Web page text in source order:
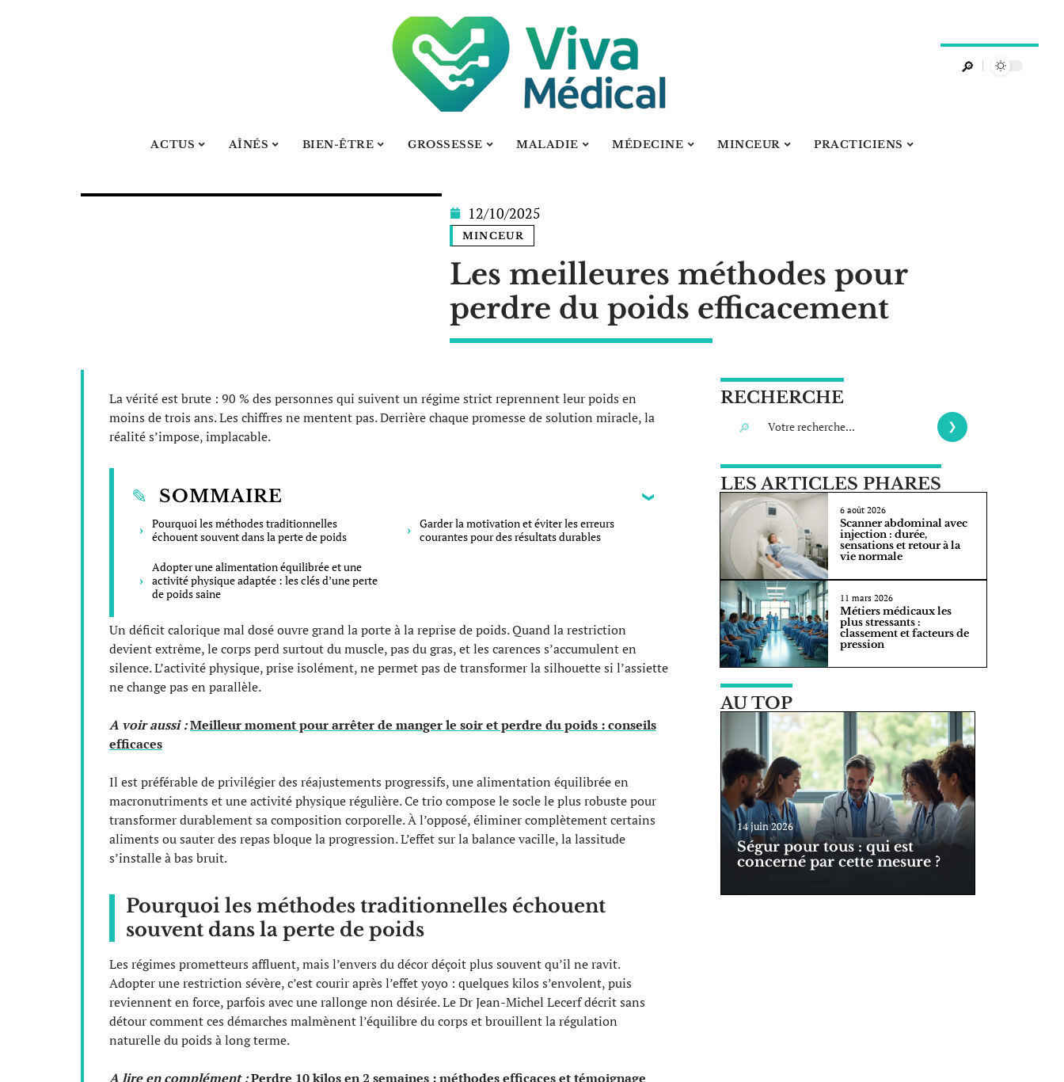
ACTUS AÎNÉS BIEN-ÊTRE GROSSESSE MALADIE MÉDECINE MINCEUR PRACTICIENS
12/10/2025
MINCEUR
Les meilleures méthodes pour
perdre du poids efficacement
La vérité est brute : 90 % des personnes qui suivent un régime strict reprennent leur poids en
moins de trois ans. Les chiffres ne mentent pas. Derrière chaque promesse de solution miracle, la
réalité s’impose, implacable.
SOMMAIRE
Pourquoi les méthodes traditionnelles
échouent souvent dans la perte de poids
Adopter une alimentation équilibrée et une
activité physique adaptée : les clés d’une perte
de poids saine
Garder la motivation et éviter les erreurs
courantes pour des résultats durables
Un déficit calorique mal dosé ouvre grand la porte à la reprise de poids. Quand la restriction
devient extrême, le corps perd surtout du muscle, pas du gras, et les carences s’accumulent en
silence. L’activité physique, prise isolément, ne permet pas de transformer la silhouette si l’assiette
ne change pas en parallèle.
A voir aussi :Meilleur moment pour arrêter de manger le soir et perdre du poids : conseils
efficaces
Il est préférable de privilégier des réajustements progressifs, une alimentation équilibrée en
macronutriments et une activité physique régulière. Ce trio compose le socle le plus robuste pour
transformer durablement sa composition corporelle. À l’opposé, éliminer complètement certains
aliments ou sauter des repas bloque la progression. L’effet sur la balance vacille, la lassitude
s’installe à bas bruit.
Pourquoi les méthodes traditionnelles échouent
souvent dans la perte de poids
Les régimes prometteurs affluent, mais l’envers du décor déçoit plus souvent qu’il ne ravit.
Adopter une restriction sévère, c’est courir après l’effet yoyo : quelques kilos s’envolent, puis
reviennent en force, parfois avec une rallonge non désirée. Le Dr Jean-Michel Lecerf décrit sans
détour comment ces démarches malmènent l’équilibre du corps et brouillent la régulation
naturelle du poids à long terme.
A lire en complément :Perdre 10 kilos en 2 semaines : méthodes efficaces et témoignage
RECHERCHE
LES ARTICLES PHARES
6 août 2026
Scanner abdominal avec
injection : durée,
sensations et retour à la
vie normale
11 mars 2026
Métiers médicaux les
plus stressants :
classement et facteurs de
pression
AU TOP
14 juin 2026
Ségur pour tous : qui est
concerné par cette mesure ?